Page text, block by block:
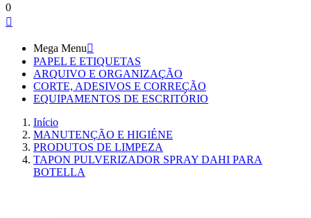
0

Mega Menu
PAPEL E ETIQUETAS
ARQUIVO E ORGANIZAÇÃO
CORTE, ADESIVOS E CORREÇÃO
EQUIPAMENTOS DE ESCRITÓRIO
Início
MANUTENÇÃO E HIGIÉNE
PRODUTOS DE LIMPEZA
TAPON PULVERIZADOR SPRAY DAHI PARA
BOTELLA